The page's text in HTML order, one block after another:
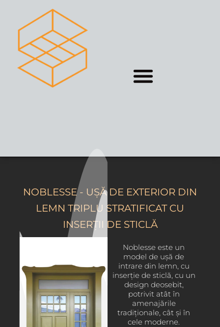
NOBLESSE - UȘĂ DE EXTERIOR DIN
LEMN TRIPLU STRATIFICAT CU
INSERȚII DE STICLĂ
Noblesse este un
model de ușă de
intrare din lemn, cu
inserție de sticlă, cu un
design deosebit,
potrivit atât în
amenajările
tradiționale, cât și în
cele moderne.